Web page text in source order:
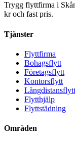
Trygg flyttfirma i
kr och fast pris.
Tjänster
Flyttfirma
Bohagsflytt
Företagsflytt
Kontorsflytt
Långdistansflytt
Flytthjälp
Flyttstädning
Områden